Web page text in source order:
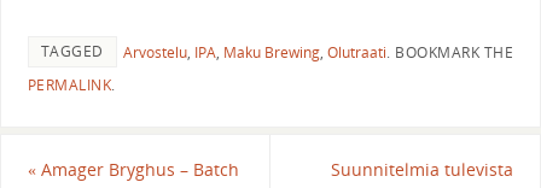
TAGGED Arvostelu, IPA, Maku Brewing, Olutraati. BOOKMARK THE
PERMALINK.
«Amager Bryghus – Batch
Suunnitelmia tulevista